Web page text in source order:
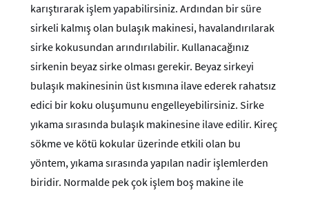
karıştırarak işlem yapabilirsiniz. Ardından bir süre
sirkeli kalmış olan bulaşık makinesi, havalandırılarak
sirke kokusundan arındırılabilir. Kullanacağınız
sirkenin beyaz sirke olması gerekir. Beyaz sirkeyi
bulaşık makinesinin üst kısmına ilave ederek rahatsız
edici bir koku oluşumunu engelleyebilirsiniz. Sirke
yıkama sırasında bulaşık makinesine ilave edilir. Kireç
sökme ve kötü kokular üzerinde etkili olan bu
yöntem, yıkama sırasında yapılan nadir işlemlerden
biridir. Normalde pek çok işlem boş makine ile